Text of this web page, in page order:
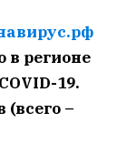
в регионе
19.
–